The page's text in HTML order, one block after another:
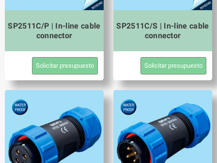
SP2511C/P | In-line cable
connector
Solicitar presupuesto
SP2511C/S | In-line cable
connector
Solicitar presupuesto